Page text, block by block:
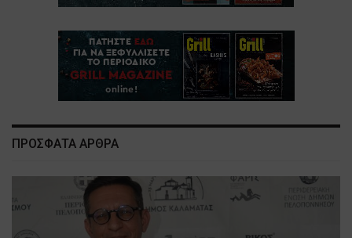
ΠΡΟΣΦΑΤΑ ΑΡΘΡΑ